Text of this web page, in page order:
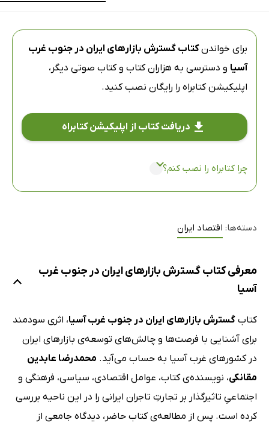
برای خواندنکتاب گسترش بازارهای ایران در جنوب غرب
آسیا و دسترسی به هزاران کتاب و کتاب صوتی دیگر،
اپلیکیشن کتابراه را رایگان نصب کنید.
دریافت کتاب از اپلیکیشن کتابراه
چرا کتابراه را نصب کنم؟
دسته‌ها: اقتصاد ایران
معرفی کتاب گسترش بازارهای ایران در جنوب غرب
آسیا
کتاب گسترش بازارهای ایران در جنوب غرب آسیا، اثری سودمند
برای آشنایی با فرصت‌ها و چالش‌های توسعه‌ی بازارهای ایران
در کشورهای غرب آسیا به حساب می‌آید. محمدرضا عابدین
مقانکی، نویسنده‌ی کتاب، عوامل اقتصادی، سیاسی، فرهنگی و
اجتماعیِ تاثیرگذار بر تجارتِ تاجران ایرانی را در این ناحیه بررسی
کرده است. پس از مطالعه‌ی کتاب حاضر، دیدگاه جامعی از